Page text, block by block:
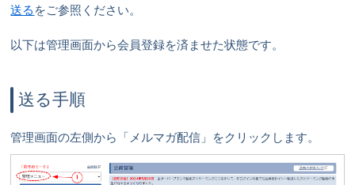
送る をご参照ください。
以下は管理画面から会員登録を済ませた状態です。
送る手順
管理画面の左側から「メルマガ配信」をクリックします。